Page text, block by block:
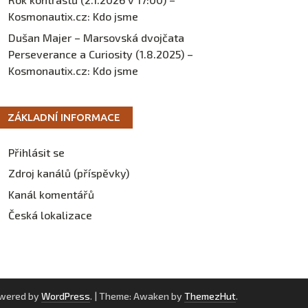
Kosmonautix.cz: Kdo jsme
Dušan Majer – Marsovská dvojčata
Perseverance a Curiosity (1.8.2025) –
Kosmonautix.cz: Kdo jsme
ZÁKLADNÍ INFORMACE
Přihlásit se
Zdroj kanálů (příspěvky)
Kanál komentářů
Česká lokalizace
by WordPress. | Theme: Awaken by ThemezHut.